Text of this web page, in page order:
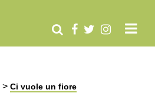
> Ci vuole un fiore